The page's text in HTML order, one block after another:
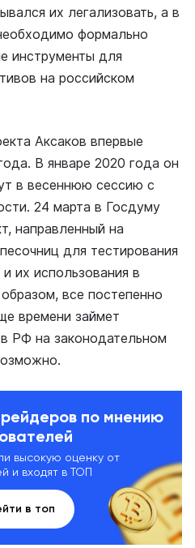
их легализовать, а в
формально
инструменты для
на российском
Аксаков впервые
В январе 2020 года он
в весеннюю сессию с
24 марта в Госдуму
направленный на
для тестирования
их использования в
все постепенно
времени займет
РФ на законодательном
по мнению
высокую оценку от
и входят в ТОП
в топ